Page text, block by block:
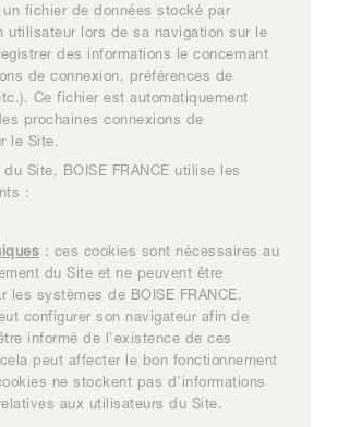
un fichier de données stocké par
utilisateur lors de sa navigation sur le
des informations le concernant
de connexion, préférences de
Ce fichier est automatiquement
prochaines connexions de
le Site.
Site, BOISE FRANCE utilise les
:
: ces cookies sont nécessaires au
du Site et ne peuvent être
les systèmes de BOISE FRANCE.
configurer son navigateur afin de
informé de l’existence de ces
peut affecter le bon fonctionnement
ne stockent pas d’informations
aux utilisateurs du Site.